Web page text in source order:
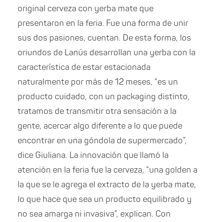
original cerveza con yerba mate que
presentaron en la feria. Fue una forma de unir
sus dos pasiones, cuentan. De esta forma, los
oriundos de Lanús desarrollan una yerba con la
característica de estar estacionada
naturalmente por más de 12 meses, “es un
producto cuidado, con un packaging distinto,
tratamos de transmitir otra sensación a la
gente, acercar algo diferente a lo que puede
encontrar en una góndola de supermercado”,
dice Giuliana. La innovación que llamó la
atención en la feria fue la cerveza, “una golden a
la que se le agrega el extracto de la yerba mate,
lo que hace que sea un producto equilibrado y
no sea amarga ni invasiva”, explican. Con